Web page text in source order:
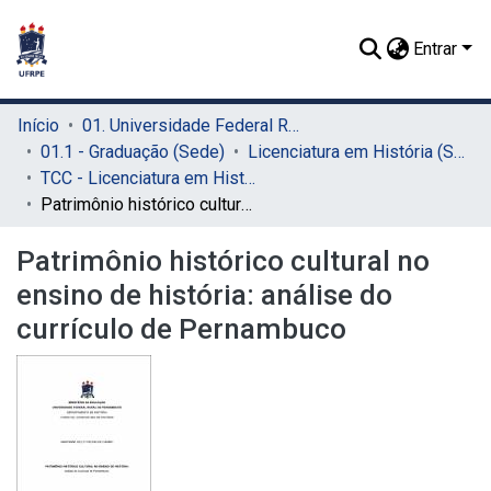
Entrar
Início
01. Universidade Federal Rural de Pernambuco - UFRPE (Sede)
01.1 - Graduação (Sede)
Licenciatura em História (Sede)
TCC - Licenciatura em História (Sede)
Patrimônio histórico cultural no ensino de história: análise do currículo de Pernambuco
Patrimônio histórico cultural no
ensino de história: análise do
currículo de Pernambuco